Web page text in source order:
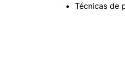
Técnicas de